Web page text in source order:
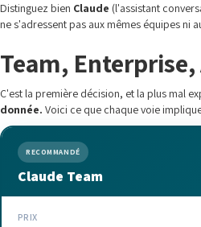
Distinguez bien Claude (l'assistant
ne s'adressent pas aux mêmes équipes ni
Team,
C'est la première décision, et la plus mal
donnée. Voici ce que chaque voie
RECOMMANDÉ
Claude Team
PRIX